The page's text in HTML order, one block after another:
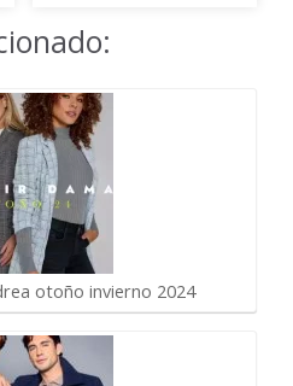
otoño invierno 2024